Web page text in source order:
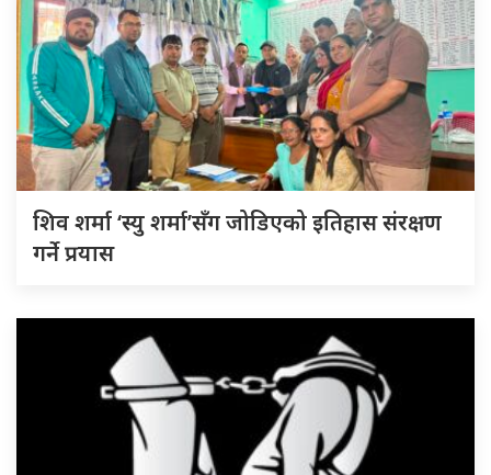
शिव शर्मा ‘स्यु शर्मा’सँग जोडिएको इतिहास संरक्षण
गर्ने प्रयास